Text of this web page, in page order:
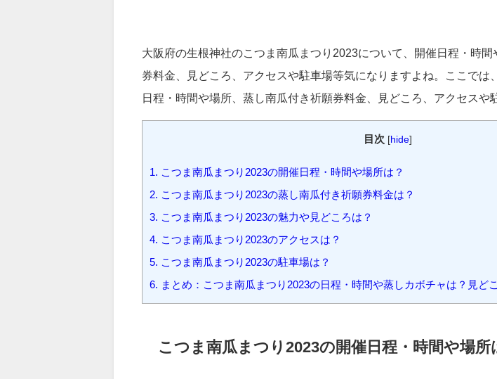
大阪府の生根神社のこつま南瓜まつり2023について、開催日程・時
券料金、見どころ、アクセスや駐車場等気になりますよね。ここでは
日程・時間や場所、蒸し南瓜付き祈願券料金、見どころ、アクセスや
目次 [hide]
1. こつま南瓜まつり2023の開催日程・時間や場所は？
2. こつま南瓜まつり2023の蒸し南瓜付き祈願券料金は？
3. こつま南瓜まつり2023の魅力や見どころは？
4. こつま南瓜まつり2023のアクセスは？
5. こつま南瓜まつり2023の駐車場は？
6. まとめ：こつま南瓜まつり2023の日程・時間や蒸しカボチャは？見ど
こつま南瓜まつり2023の開催日程・時間や場所